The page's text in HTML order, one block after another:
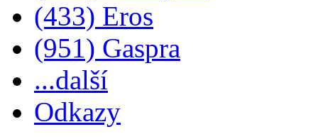
(433) Eros
(951) Gaspra
...další
Odkazy